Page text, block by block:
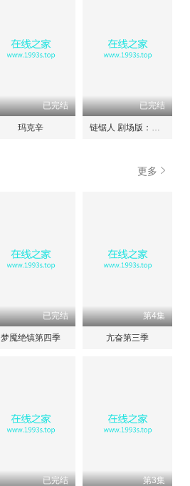
已完结
玛克辛
已完结
更多
已完结
梦魇绝镇第四季
第4集
亢奋第三季
已完结 第3集